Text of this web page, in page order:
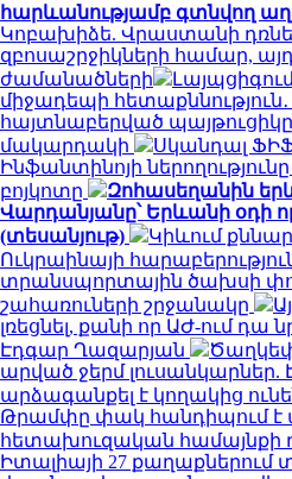
հարևանությամբ գտնվող
Կոբախիձե. Վրաստանի
զբոսաշրջիկների համար,
ժամանածների
միջադեպի
հայտնաբերված
մակարդակի
Սկանդալ
Ինֆանտինոյի
բոյկոտը
Զոհասեղանին
Վարդանյանը՝ Երևանի օդի
(տեսանյութ)
Կիևում
Ուկրաինայի
տրանսպորտային ծախսի
շահառուների շրջանակը
լռեցնել, քանի որ ԱԺ-ում դա
Էդգար Ղազարյան
արված ջերմ լուսանկարներ.
արձագանքել է կողակից
Թրամփը փակ հանդիպում է
հետախուզական համայնքի
Իտալիայի 27